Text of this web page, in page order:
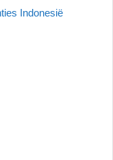
Indonesië